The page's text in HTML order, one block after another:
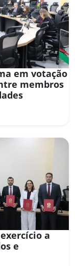
em votação
membros
a
e